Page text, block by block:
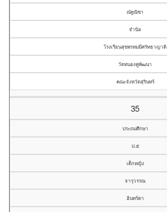
ณัฐณิชา
จำนิล
โรงเรียนสุขพรหมมีศรัทธาญาติ
วัดหนองคูพัฒนา
คณะจังหวัดสุรินทร์
35
ประถมศึกษา
ป.๕
เด็กหญิง
จารุวรรณ
อินทร์ตา